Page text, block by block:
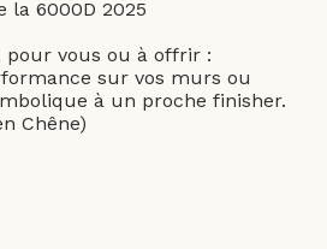
la 6000D 2025
pour vous ou à offrir :
sur vos murs ou
à un proche finisher.
Chêne)